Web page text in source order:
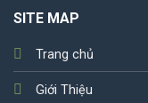
SITE MAP
Trang chủ
Giới Thiệu